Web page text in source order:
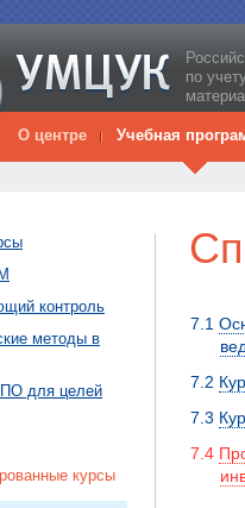
по
О центре Учебная
7.1
7.2
7.3
7.4
контроль
методы в
ПО для целей
курсы